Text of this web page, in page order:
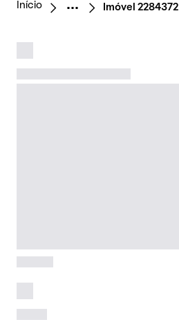
Início Imóvel 2284372